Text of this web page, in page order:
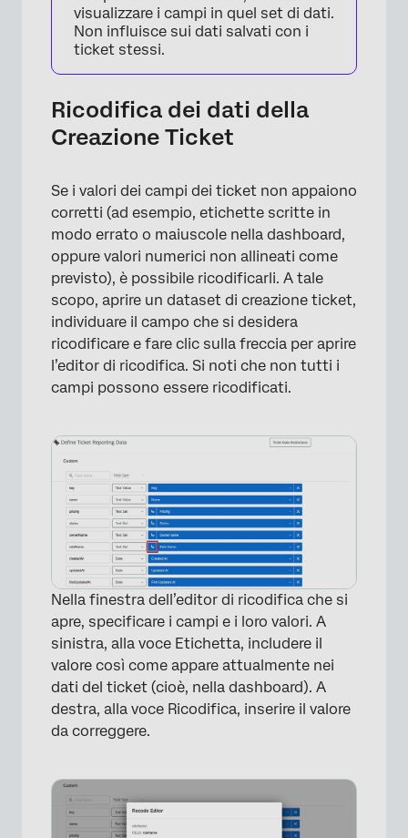
visualizzare i campi in quel set di dati.
Non influisce sui dati salvati con i
ticket stessi.
Ricodifica dei dati della
Creazione Ticket
Se i valori dei campi dei ticket non appaiono
corretti (ad esempio, etichette scritte in
modo errato o maiuscole nella dashboard,
oppure valori numerici non allineati come
previsto), è possibile ricodificarli. A tale
scopo, aprire un dataset di creazione ticket,
individuare il campo che si desidera
ricodificare e fare clic sulla freccia per aprire
l’editor di ricodifica. Si noti che non tutti i
campi possono essere ricodificati.
Nella finestra dell’editor di ricodifica che si
apre, specificare i campi e i loro valori. A
sinistra, alla voce Etichetta, includere il
valore così come appare attualmente nei
dati del ticket (cioè, nella dashboard). A
destra, alla voce Ricodifica, inserire il valore
da correggere.